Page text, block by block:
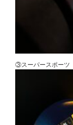
③スーパースポーツ